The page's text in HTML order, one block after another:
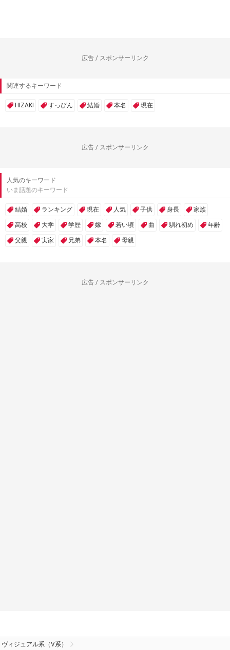
広告 / スポンサーリンク
関連するキーワード
HIZAKI すっぴん 結婚 本名 現在
広告 / スポンサーリンク
人気のキーワード
いま話題のキーワード
結婚 ランキング 現在 人気 子供 身長 家族
高校 大学 学歴 嫁 若い頃 曲 馴れ初め 年齢
父親 実家 兄弟 本名 母親
広告 / スポンサーリンク
ヴィジュアル系（V系）